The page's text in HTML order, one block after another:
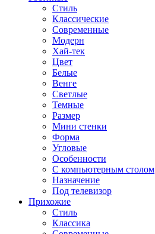
Стиль
Классические
Современные
Модерн
Хай-тек
Цвет
Белые
Венге
Светлые
Темные
Размер
Мини стенки
Форма
Угловые
Особенности
С компьютерным столом
Назначение
Под телевизор
Прихожие
Стиль
Классика